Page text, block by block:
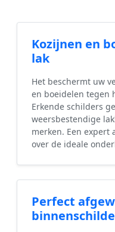
Kozijnen en
lak
Het beschermt uw
en boeidelen tegen
Erkende schilders
weersbestendige
merken. Een expert
over de ideale
Perfect